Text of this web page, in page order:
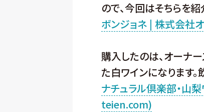
ので、今回はそちらを紹
ボンジョネ | 株式会社
購入したのは、オーナ
た白ワインになります
ナチュラル倶楽部・山
teien.com)